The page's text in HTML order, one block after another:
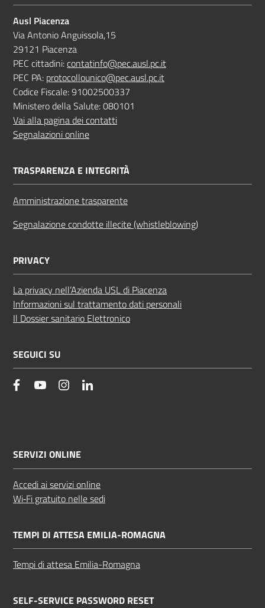
Ausl Piacenza
Via Antonio Anguissola,15
29121 Piacenza
PEC cittadini:contatinfo@pec.ausl.pc.it
PEC PA: protocollounico@pec.ausl.pc.it
Codice Fiscale: 91002500337
Ministero della Salute: 080101
Vai alla pagina dei contatti
Segnalazioni online
TRASPARENZA E INTEGRITÀ
Amministrazione trasparente
Segnalazione condotte illecite (whistleblowing)
PRIVACY
La privacy nell’Azienda USL di Piacenza
Informazioni sul trattamento dati personali
Il Dossier sanitario Elettronico
SEGUICI SU
facebookYouTube Instagram
SERVIZI ONLINE
Accedi ai servizi online
Wi‑Fi gratuito nelle sedi
TEMPI DI ATTESA EMILIA-ROMAGNA
Tempi di attesa Emilia-Romagna
SELF-SERVICE PASSWORD RESET